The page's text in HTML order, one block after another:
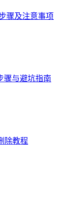
骤及注意事项
骤与避坑指南
除教程